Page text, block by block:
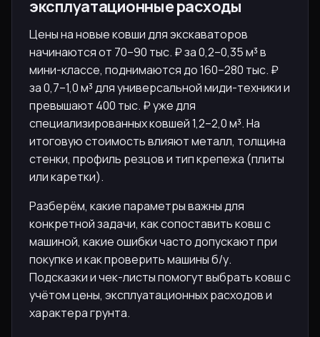
эксплуатационные расходы
Цены на новые ковши для экскаваторов
начинаются от 70–90 тыс. ₽ за 0,2–0,35 м³ в
мини-классе, поднимаются до 160–280 тыс. ₽
за 0,7–1,0 м³ для универсальной миди-техники и
превышают 400 тыс. ₽ уже для
специализированных ковшей 1,2–2,0 м³. На
итоговую стоимость влияют металл, толщина
стенки, профиль резцов и тип крепежа (плиты
или каретки).
Разберём, какие параметры важны для
конкретной задачи, как сопоставить ковш с
машиной, какие ошибки часто допускают при
покупке и как проверить машины б/у.
Подсказки и чек-листы помогут выбрать ковш с
учётом цены, эксплуатационных расходов и
характера грунта.